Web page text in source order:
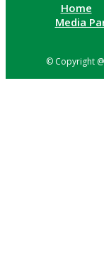
Home
Media
© Copyright